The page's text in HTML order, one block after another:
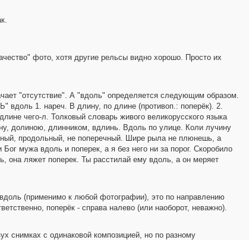
фото, хотя другие рельсы видно хорошо. Просто их
"отсутствие". А "вдоль" определяется следующим образом.
1. нареч. В длину, по длине (противоп.: поперёк). 2.
чего-л. Толковый словарь живого великорусского языка
долиною, длинником, вдлинь. Вдоль по улице. Коли лучину
продольный, не поперечный. Шире рыла не плюнешь, а
мужа вдоль и поперек, а я без него ни за порог. Скоробило
она ляжет поперек. Ты расстилай ему вдоль, а он меряет
(применимо к любой фотографии), это по направлению
поперёк - справа налево (или наоборот, неважно).
снимках с одинаковой композицией, но по разному